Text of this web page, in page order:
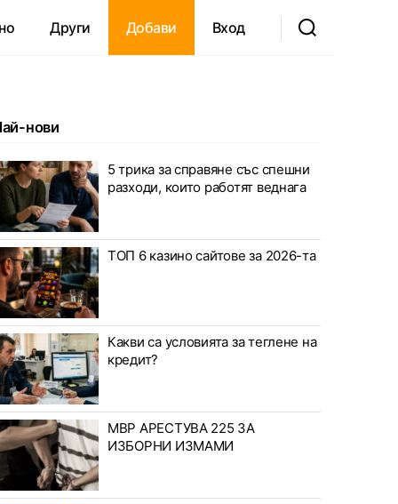
Други Добави Вход
нови
5 трика за справяне със спешни
разходи, които работят веднага
ТОП 6 казино сайтове за 2026-та
Какви са условията за теглене на
кредит?
МВР АРЕСТУВА 225 ЗА
ИЗБОРНИ ИЗМАМИ